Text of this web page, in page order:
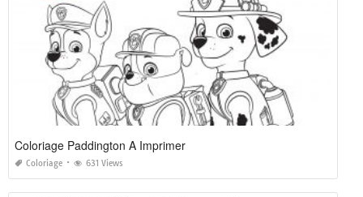
Coloriage Paddington A Imprimer
Coloriage 631 Views